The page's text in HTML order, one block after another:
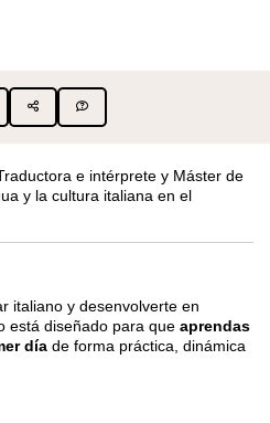
e intérprete y Máster de
y la cultura italiana en el
italiano y desenvolverte en
está diseñado para que aprendas
día de forma práctica, dinámica